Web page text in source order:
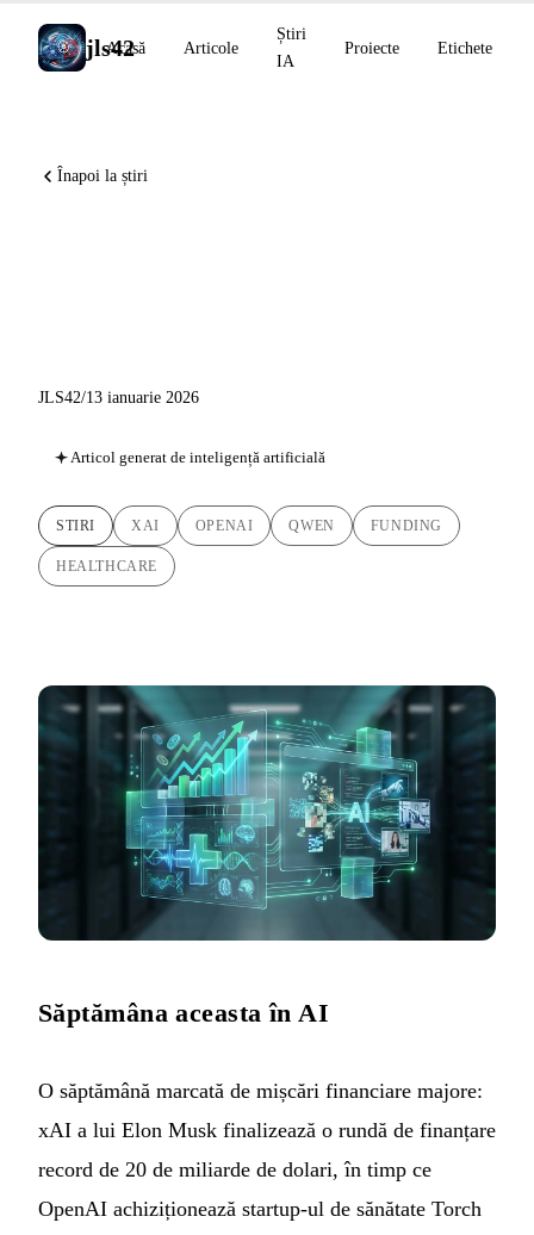
jls42
Acasă Articole
Știri
IA
Proiecte Etichete
Înapoi la știri
JLS42/13 ianuarie 2026
Articol generat de inteligență artificială
STIRI XAI OPENAI QWEN FUNDING
HEALTHCARE
Săptămâna aceasta în AI
O săptămână marcată de mișcări financiare majore:
xAI a lui Elon Musk finalizează o rundă de finanțare
record de 20 de miliarde de dolari, în timp ce
OpenAI achiziționează startup-ul de sănătate Torch